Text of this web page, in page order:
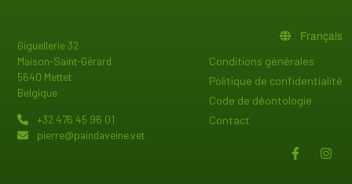
Giguellerie 32
Maison-Saint-Gérard
5640 Mettet
Belgique
+32 476 45 96 01
pierre@paindaveine.vet
Français
PIED DE PAGE
Conditions générales
Politique de confidentialité
Code de déontologie
Contact